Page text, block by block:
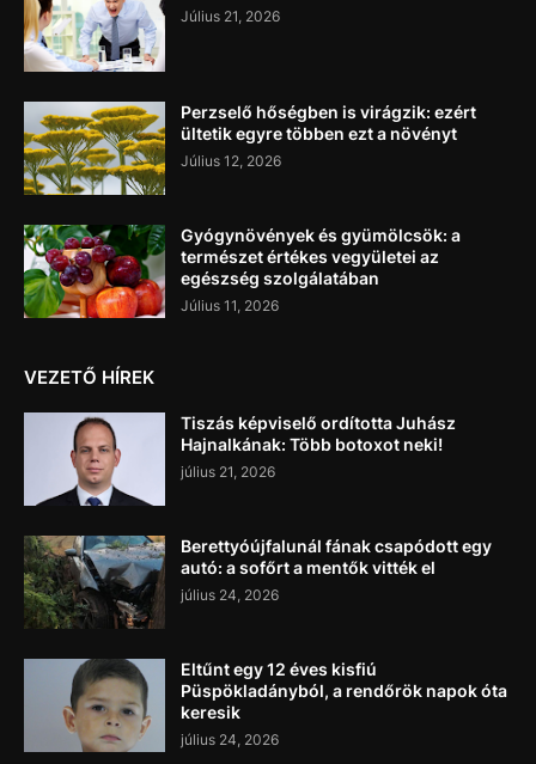
Július 21, 2026
Perzselő hőségben is virágzik: ezért
ültetik egyre többen ezt a növényt
Július 12, 2026
Gyógynövények és gyümölcsök: a
természet értékes vegyületei az
egészség szolgálatában
Július 11, 2026
VEZETŐ HÍREK
Tiszás képviselő ordította Juhász
Hajnalkának: Több botoxot neki!
július 21, 2026
Berettyóújfalunál fának csapódott egy
autó: a sofőrt a mentők vitték el
július 24, 2026
Eltűnt egy 12 éves kisfiú
Püspökladányból, a rendőrök napok óta
keresik
július 24, 2026